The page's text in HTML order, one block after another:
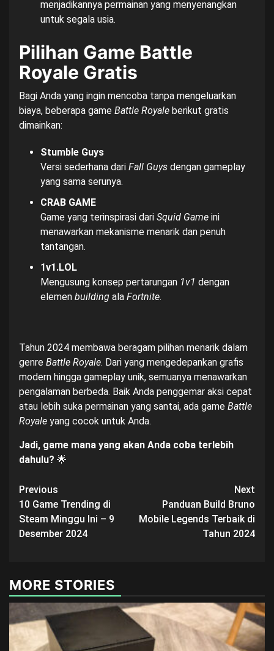
menjadikannya permainan yang menyenangkan
untuk segala usia.
Pilihan Game Battle
Royale Gratis
Bagi Anda yang ingin mencoba tanpa mengeluarkan
biaya, beberapa game Battle Royale berikut gratis
dimainkan:
Stumble Guys
Versi sederhana dari Fall Guys dengan gameplay
yang sama serunya.
CRAB GAME
Game yang terinspirasi dari Squid Game ini
menawarkan mekanisme menarik dan penuh
tantangan.
1v1.LOL
Mengusung konsep pertarungan 1v1 dengan
elemen building ala Fortnite.
Tahun 2024 membawa beragam pilihan menarik dalam
genre Battle Royale. Dari yang mengedepankan grafis
modern hingga gameplay unik, semuanya menawarkan
pengalaman berbeda. Baik Anda penggemar aksi cepat
atau lebih suka permainan yang santai, ada game Battle
Royale yang cocok untuk Anda.
Jadi, game mana yang akan Anda coba terlebih
dahulu? 🌟
Post
navigation
Previous
10 Game Trending di
Steam Minggu Ini – 9
Desember 2024
Next
Panduan Build Bruno
Mobile Legends Terbaik di
Tahun 2024
MORE STORIES